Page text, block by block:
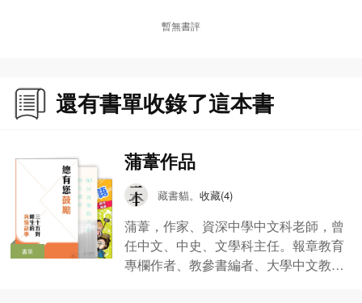
暫無書評
還有書單收錄了這本書
書單
蒲葦作品
藏書貓。 收藏(4)
蒲葦，作家、資深中學中文科老師，曾
任中文、中史、文學科主任。報章教育
專欄作者、教參書編者、大學中文教學